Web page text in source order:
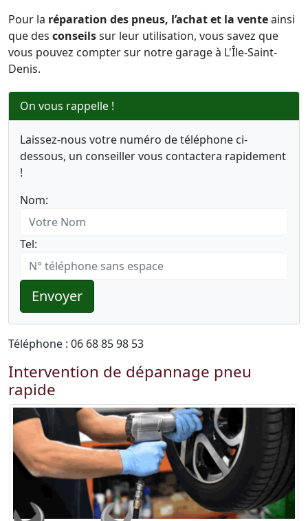
Pour la réparation des pneus, l’achat et la venteainsi
que des conseilssur leur utilisation, vous savez que
vous pouvez compter sur notre garage à L'Île-Saint-
Denis.
On vous rappelle !
Laissez-nous votre numéro de téléphone ci-
dessous, un conseiller vous contactera rapidement
!
Nom:
Tel:
Envoyer
Téléphone : 06 68 85 98 53
Intervention de dépannage pneu
rapide